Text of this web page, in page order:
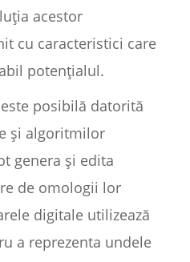
acestor
cu caracteristici care
potențialul.
posibilă datorită
și algoritmilor
genera și edita
de omologii lor
digitale utilizează
a reprezenta undele